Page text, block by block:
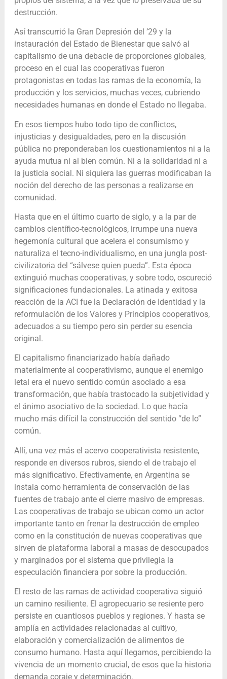
destrucción.
Así transcurrió la Gran Depresión del ’29 y la
instauración del Estado de Bienestar que salvó al
capitalismo de una debacle de proporciones globales,
proceso en el cual las cooperativas fueron
protagonistas en todas las ramas de la economía, la
producción y los servicios, muchas veces, cubriendo
necesidades humanas en donde el Estado no llegaba.
En esos tiempos hubo todo tipo de conflictos,
injusticias y desigualdades, pero en la discusión
pública no preponderaban los cuestionamientos ni a la
ayuda mutua ni al bien común. Ni a la solidaridad ni a
la justicia social. Ni siquiera las guerras modificaban la
noción del derecho de las personas a realizarse en
comunidad.
Hasta que en el último cuarto de siglo, y a la par de
cambios científico-tecnológicos, irrumpe una nueva
hegemonía cultural que acelera el consumismo y
naturaliza el tecno-individualismo, en una jungla post-
civilizatoria del “sálvese quien pueda”. Esta época
extinguió muchas cooperativas, y sobre todo, oscureció
significaciones fundacionales. La atinada y exitosa
reacción de la ACI fue la Declaración de Identidad y la
reformulación de los Valores y Principios cooperativos,
adecuados a su tiempo pero sin perder su esencia
original.
El capitalismo financiarizado había dañado
materialmente al cooperativismo, aunque el enemigo
letal era el nuevo sentido común asociado a esa
transformación, que había trastocado la subjetividad y
el ánimo asociativo de la sociedad. Lo que hacía
mucho más difícil la construcción del sentido “de lo”
común.
Allí, una vez más el acervo cooperativista resistente,
responde en diversos rubros, siendo el de trabajo el
más significativo. Efectivamente, en Argentina se
instala como herramienta de conservación de las
fuentes de trabajo ante el cierre masivo de empresas.
Las cooperativas de trabajo se ubican como un actor
importante tanto en frenar la destrucción de empleo
como en la constitución de nuevas cooperativas que
sirven de plataforma laboral a masas de desocupados
y marginados por el sistema que privilegia la
especulación financiera por sobre la producción.
El resto de las ramas de actividad cooperativa siguió
un camino resiliente. El agropecuario se resiente pero
persiste en cuantiosos pueblos y regiones. Y hasta se
amplía en actividades relacionadas al cultivo,
elaboración y comercialización de alimentos de
consumo humano. Hasta aquí llegamos, percibiendo la
vivencia de un momento crucial, de esos que la historia
demanda coraje y determinación.